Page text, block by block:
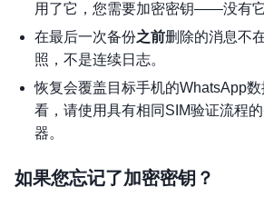
用了它，您需要加密密钥——没有它
在最后一次备份之前删除的消息不
照，不是连续日志。
恢复会覆盖目标手机的WhatsApp
看，请使用具有相同SIM验证流程
器。
如果您忘记了加密密钥？